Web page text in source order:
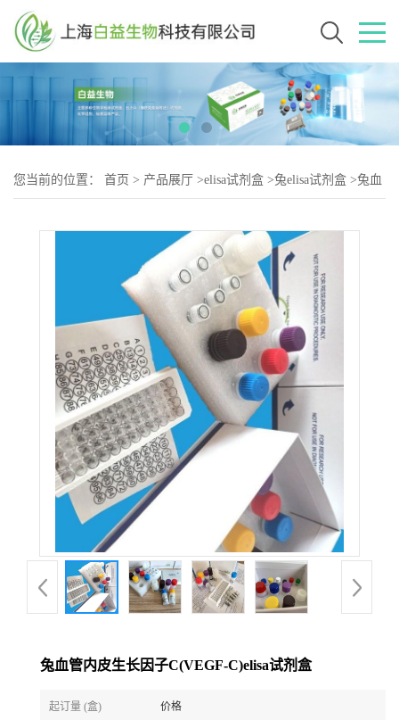
您当前的位置： 首页 > 产品展厅 >elisa试剂盒 >兔elisa试剂盒 >兔血
兔血管内皮生长因子C(VEGF-C)elisa试剂盒
起订量 (盒) 价格